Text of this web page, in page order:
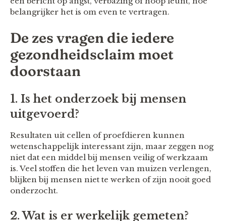
belangrijker het is om even te vertragen.
De zes vragen die iedere
gezondheidsclaim moet
doorstaan
1. Is het onderzoek bij mensen
uitgevoerd?
Resultaten uit cellen of proefdieren kunnen
wetenschappelijk interessant zijn, maar zeggen nog
niet dat een middel bij mensen veilig of werkzaam
is. Veel stoffen die het leven van muizen verlengen,
blijken bij mensen niet te werken of zijn nooit goed
onderzocht.
2. Wat is er werkelijk gemeten?